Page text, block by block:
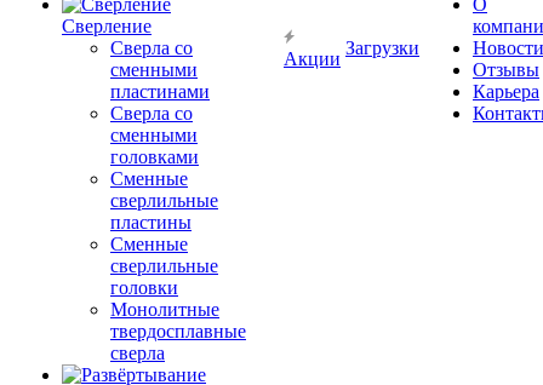
Сверление
Сверла со
сменными
пластинами
Сверла со
сменными
головками
Сменные
сверлильные
пластины
Сменные
сверлильные
головки
Монолитные
твердосплавные
сверла
Акции
Загрузки
О
Новости
Отзывы
Карьера